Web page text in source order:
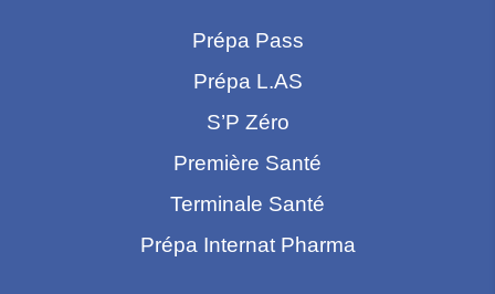
Prépa Pass
Prépa L.AS
S’P Zéro
Première Santé
Terminale Santé
Prépa Internat Pharma